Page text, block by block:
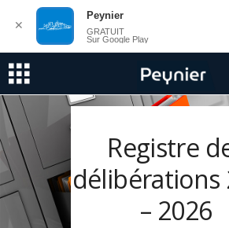
Registre
délibérations
– 2026
✕
Peynier
GRATUIT
Sur Google Play